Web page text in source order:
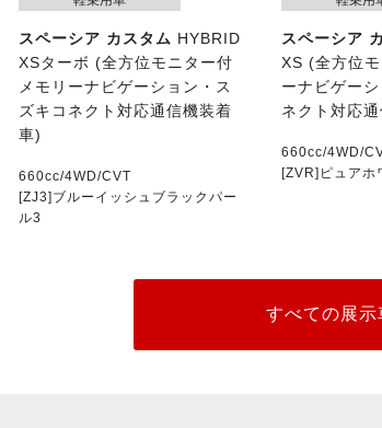
スペーシア カスタム HYBRID
XSターボ (全方位モニター付
メモリーナビゲーション・ス
ズキコネクト対応通信機装着
車)
660cc/4WD/CVT
[ZJ3]ブルーイッシュブラックパー
ル3
スペーシア
XS (全方位
ーナビゲー
ネクト対応
660cc/4WD/
[ZVR]ピュアホ
すべての展示